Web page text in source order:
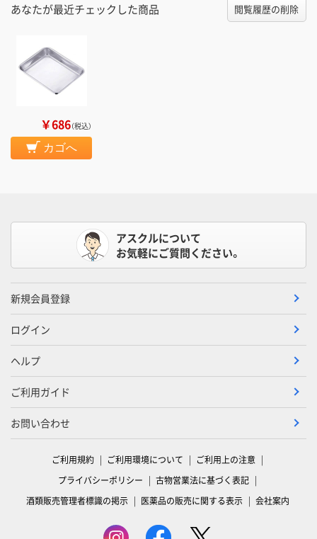
あなたが最近チェックした商品 閲覧履歴の削除
￥686（税込）
カゴへ
アスクルについて
お気軽にご質問ください。
新規会員登録
ログイン
ヘルプ
ご利用ガイド
お問い合わせ
ご利用規約 ご利用環境について
ご利用上の注意
プライバシーポリシー
古物営業法に基づく表記
酒類販売管理者標識の掲示
医薬品の販売に関する表示 会社案内